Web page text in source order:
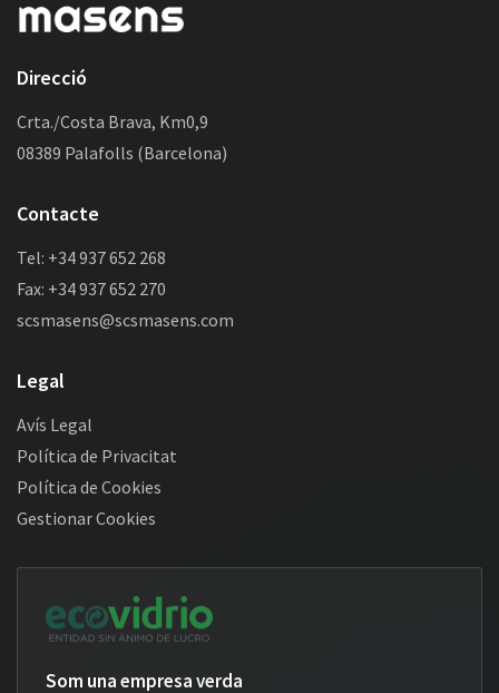
Direcció
Crta./Costa Brava, Km0,9
08389 Palafolls (Barcelona)
Contacte
Tel: +34 937 652 268
Fax: +34 937 652 270
scsmasens@scsmasens.com
Legal
Avís Legal
Política de Privacitat
Política de Cookies
Gestionar Cookies
Som una empresa verda